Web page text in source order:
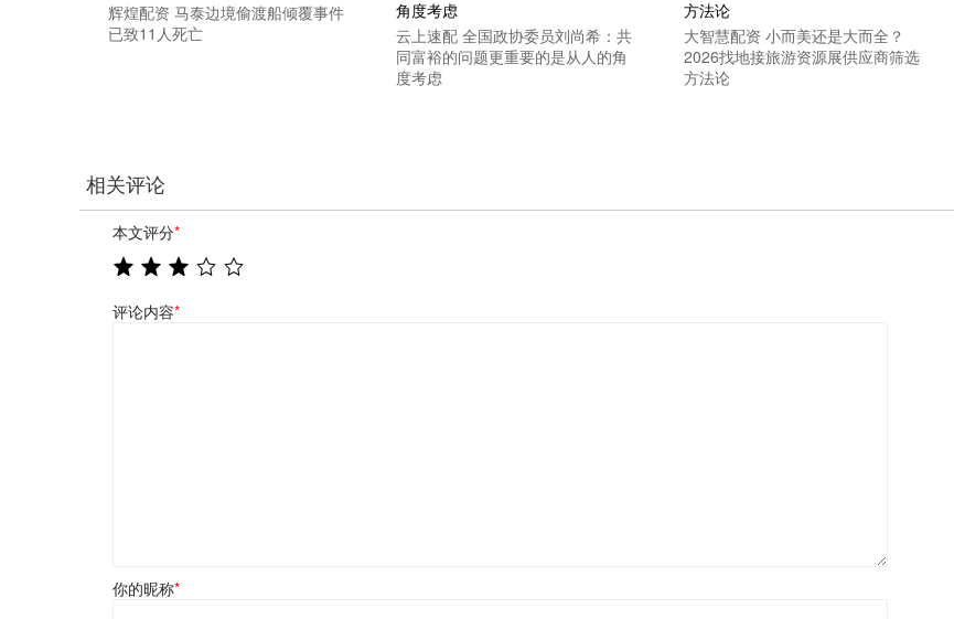
辉煌配资 马泰边境偷渡船倾覆事件
已致11人死亡
云上速配 全国政协委员刘尚希：共
同富裕的问题更重要的是从人的角
度考虑
大智慧配资 小而美还是大而全？
2026找地接旅游资源展供应商筛选
方法论
相关评论
本文评分*
评论内容*
你的昵称*